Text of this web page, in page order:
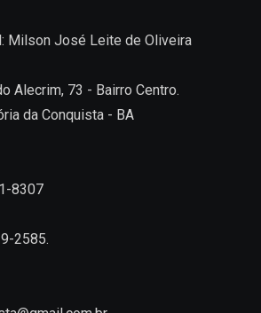
Milson José Leite de Oliveira
Alecrim, 73 - Bairro Centro.
da Conquista - BA
8307
2585.